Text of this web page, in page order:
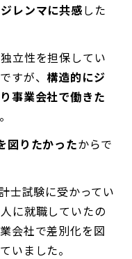
レンマに共感した
立性を担保してい
すが、構造的にジ
事業会社で働きた
図りたかったからで
士試験に受かってい
に就職していたの
会社で差別化を図
いました。